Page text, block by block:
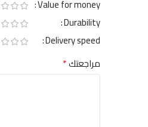
Value for money
Durability
Delivery speed
مراجعتك*